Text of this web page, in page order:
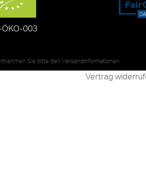
ÖKO-003
Sie bitte den Versandinformationen
Vertrag